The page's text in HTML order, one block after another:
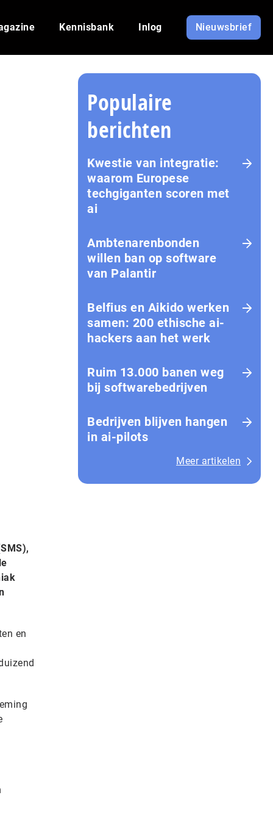
Kennisbank Inlog Nieuwsbrief
en
Populaire
berichten
Kwestie van integratie:
waarom Europese
techgiganten scoren met
ai
Amb­te­na­ren­bon­den
willen ban op software
van Palantir
Belfius en Aikido werken
samen: 200 ethische ai-
hackers aan het werk
Ruim 13.000 banen weg
bij softwarebedrijven
Bedrijven blijven hangen
in ai-pilots
Meer artikelen